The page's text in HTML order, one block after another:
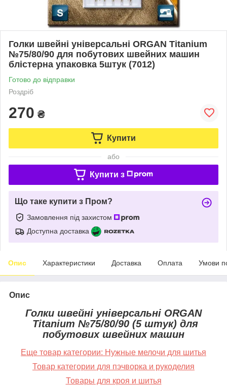
Голки швейні універсальні ORGAN Titanium
№75/80/90 для побутових швейних машин
блістерна упаковка 5штук (7012)
Готово до відправки
Роздріб
270 ₴
Купити
або
Купити з
Що таке купити з Пром?
Замовлення під захистом
Доступна доставка
Опис Характеристики Доставка Оплата Умови
Опис
Голки швейні універсальні ORGAN
Titanium №75/80/90 (5 штук) для
побутових швейних машин
Еще товар категории: Нужные мелочи для шитья
Товар категории для пэчворка и рукоделия
Товары для кроя и шитья